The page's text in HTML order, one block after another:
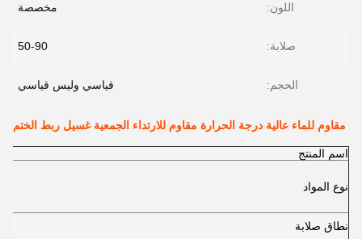
اللون: مخصصة
صلابة: 50-90
الحجم: قياسي وليس قياسي
مقاوم للماء عالية درجة الحرارة مقاوم للارتداء الجمعية غسيل ربط الختم
اسم المنتج
نوع المواد
نطاق صلابة